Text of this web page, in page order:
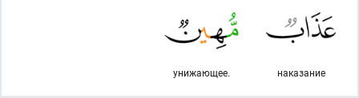
наказание
унижающее.